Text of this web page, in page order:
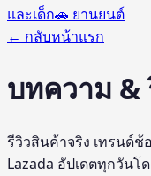
และเด็ก🚗 ยานยนต์
← กลับหน้าแรก
บทความ &
รีวิวสินค้าจริง เทรนด์ช้
Lazada อัปเดตทุกวันโ